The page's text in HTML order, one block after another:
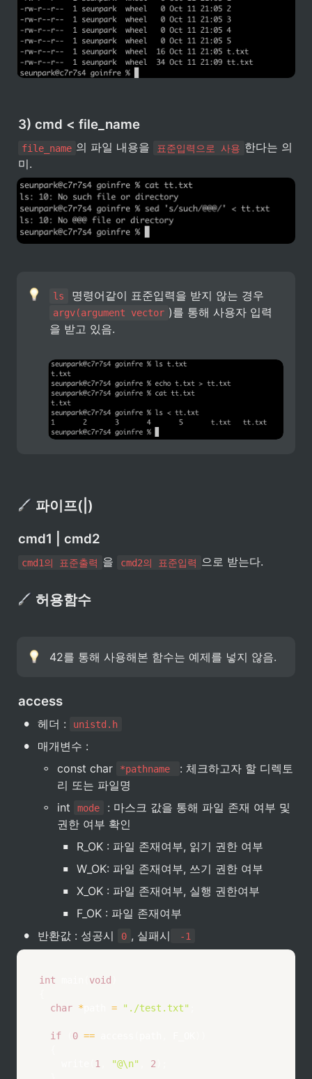
3) cmd < file_name
file_name 의 파일 내용을 표준입력으로 사용 한다는 의
미.
ls
argv(argument vector )를 통해 사용자 입력
을 받고 있음.
파이프(|)
cmd1 | cmd2
cmd1의 표준출력 을 cmd2의 표준입력 으로 받는다.
허용함수
42를 통해 사용해본 함수는 예제를 넣지 않음.
access
• 헤더 : unistd.h
• 매개변수 :
◦ const char *pathname
: 체크하고자 할 디렉토
리 또는 파일명
◦ int mode
: 마스크 값을 통해 파일 존재 여부 및
권한 여부 확인
▪ R_OK : 파일 존재여부, 읽기 권한 여부
▪ W_OK: 파일 존재여부, 쓰기 권한 여부
▪ X_OK : 파일 존재여부, 실행 권한여부
▪ F_OK : 파일 존재여부
• 반환값 : 성공시 0 , 실패시 -1
int void
char * = "./test.txt"
if 0 ==
1 "@\n" 2